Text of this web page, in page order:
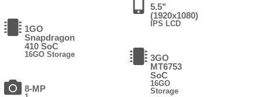
1GO
Snapdragon
410 SoC
16GO Storage
8-MP
5.5"
(1920x1080)
IPS LCD
3GO
MT6753
SoC
16GO
Storage